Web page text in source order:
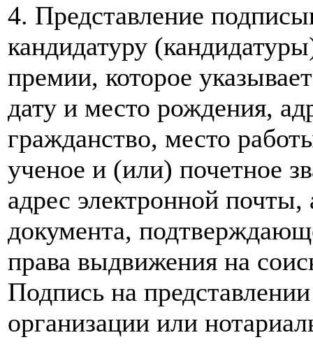
4. Представление
кандидатуру
премии, которое
дату и место рождения,
гражданство, место
ученое и (или) почетное
адрес электронной
документа,
права выдвижения на
Подпись на
организации или